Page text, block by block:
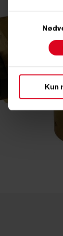
Samtykkevalg
Kun